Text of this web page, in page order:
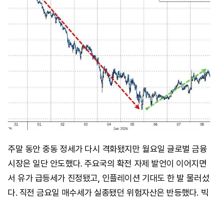
주말 동안 중동 정세가 다시 격화됐지만 월요일 글로벌 금융
시장은 일단 안도했다. 주요국의 확전 자제 발언이 이어지면
서 유가 급등세가 진정됐고, 인플레이션 기대도 한 발 물러섰
다. 직전 금요일 매수세가 실종됐던 위험자산은 반등했다. 빅